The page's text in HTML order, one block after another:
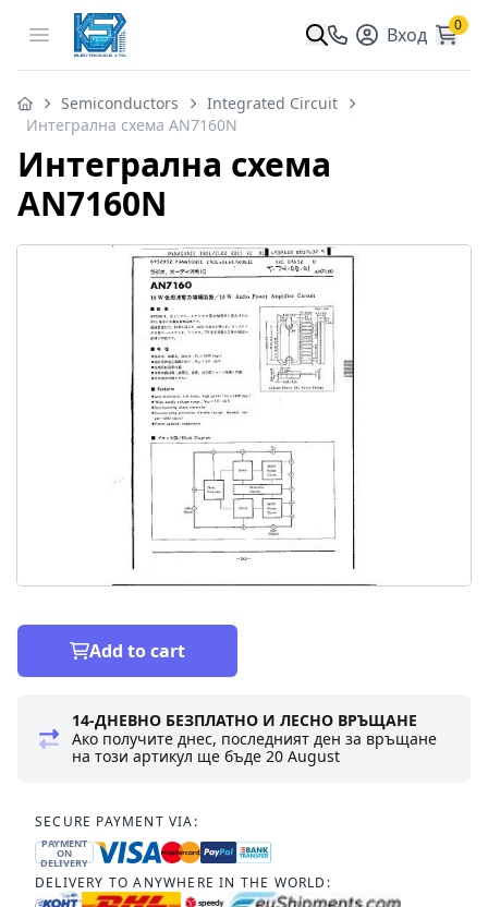
Open menu Вход 0
Semiconductors
Integrated Circuit
Интегрална схема AN7160N
Интегрална схема
AN7160N
Add to cart
14-ДНЕВНО БЕЗПЛАТНО И ЛЕСНО ВРЪЩАНЕ
Ако получите днес, последният ден за връщане
на този артикул ще бъде20 August
SECURE PAYMENT VIA:
PAYMENT
ON
DELIVERY
DELIVERY TO ANYWHERE IN THE WORLD: